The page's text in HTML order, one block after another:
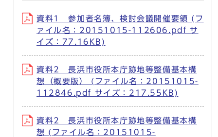
資料1 参加者名簿、検討会議開催要領 (フ
ァイル名：20151015-112606.pdf サ
イズ：77.16KB)
資料2 長浜市役所本庁跡地等整備基本構
想（概要版） (ファイル名：20151015-
112846.pdf サイズ：217.55KB)
資料2 長浜市役所本庁跡地等整備基本構
想 (ファイル名：20151015-